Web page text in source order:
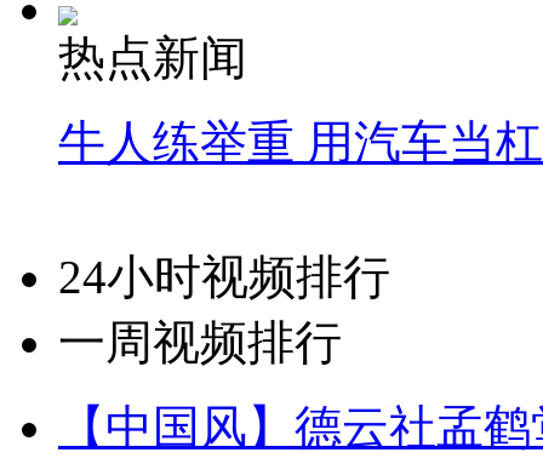
热点新闻
牛人练举重 用汽车当
24小时视频排行
一周视频排行
【中国风】德云社孟